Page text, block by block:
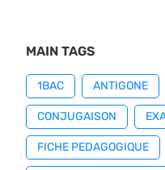
MAIN TAGS
1BAC ANTIGONE
CONJUGAISON
FICHE PEDAGOGIQUE